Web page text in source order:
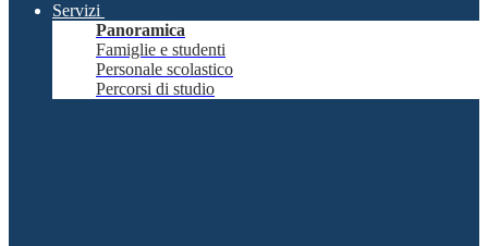
Servizi
Panoramica
Famiglie e studenti
Personale scolastico
Percorsi di studio